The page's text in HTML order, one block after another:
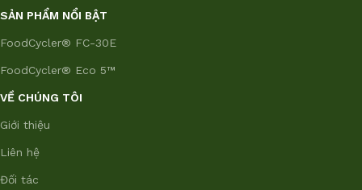
SẢN PHẨM NỔI BẬT
FoodCycler® FC-30E
FoodCycler® Eco 5™
VỀ CHÚNG TÔI
Giới thiệu
Liên hệ
Đối tác